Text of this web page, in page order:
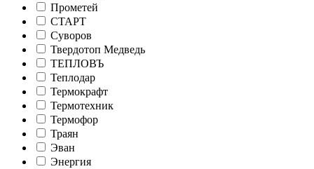
Прометей
СТАРТ
Суворов
Твердотоп Медведь
ТЕПЛОВЪ
Теплодар
Термокрафт
Термотехник
Термофор
Траян
Эван
Энергия